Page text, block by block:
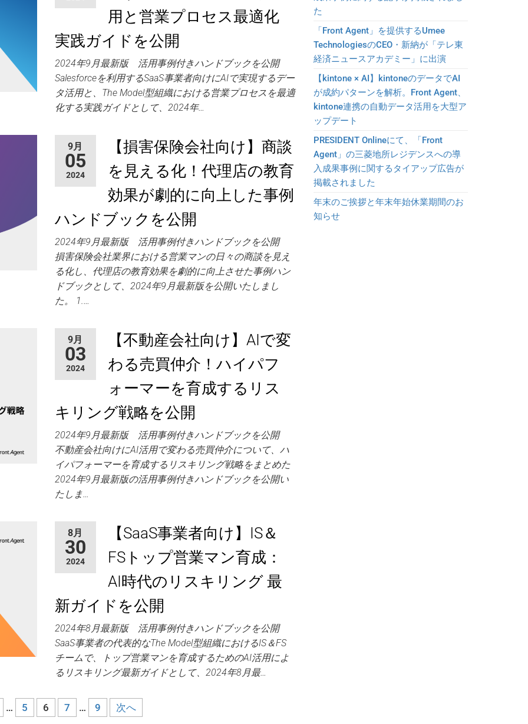
用と営業プロセス最適化
実践ガイドを公開
2024年9月最新版 活用事例付きハンドブックを公開
Salesforceを利用するSaaS事業者向けにAIで実現するデー
タ活用と、The Model型組織における営業プロセスを最適
化する実践ガイドとして、2024年…
9月
05
2024
【損害保険会社向け】商談
を見える化！代理店の教育
効果が劇的に向上した事例
ハンドブックを公開
2024年9月最新版 活用事例付きハンドブックを公開
損害保険会社業界における営業マンの日々の商談を見え
る化し、代理店の教育効果を劇的に向上させた事例ハン
ドブックとして、2024年9月最新版を公開いたしまし
た。 1.…
9月
03
2024
【不動産会社向け】AIで変
わる売買仲介！ハイパフ
ォーマーを育成するリス
キリング戦略を公開
2024年9月最新版 活用事例付きハンドブックを公開
不動産会社向けにAI活用で変わる売買仲介について、ハ
イパフォーマーを育成するリスキリング戦略をまとめた
2024年9月最新版の活用事例付きハンドブックを公開い
たしま…
8月
30
2024
【SaaS事業者向け】IS＆
FSトップ営業マン育成：
AI時代のリスキリング 最
新ガイドを公開
2024年8月最新版 活用事例付きハンドブックを公開
SaaS事業者の代表的なThe Model型組織におけるIS＆FS
チームで、トップ営業マンを育成するためのAI活用によ
るリスキリング最新ガイドとして、2024年8月最…
… 5 6 7 … 9 次へ
た
「Front Agent」を提供するUmee
TechnologiesのCEO・新納が「テレ東
経済ニュースアカデミー」に出演
【kintone × AI】kintoneのデータでAI
が成約パターンを解析。Front Agent、
kintone連携の自動データ活用を大型ア
ップデート
PRESIDENT Onlineにて、「Front
Agent」の三菱地所レジデンスへの導
入成果事例に関するタイアップ広告が
掲載されました
年末のご挨拶と年末年始休業期間のお
知らせ